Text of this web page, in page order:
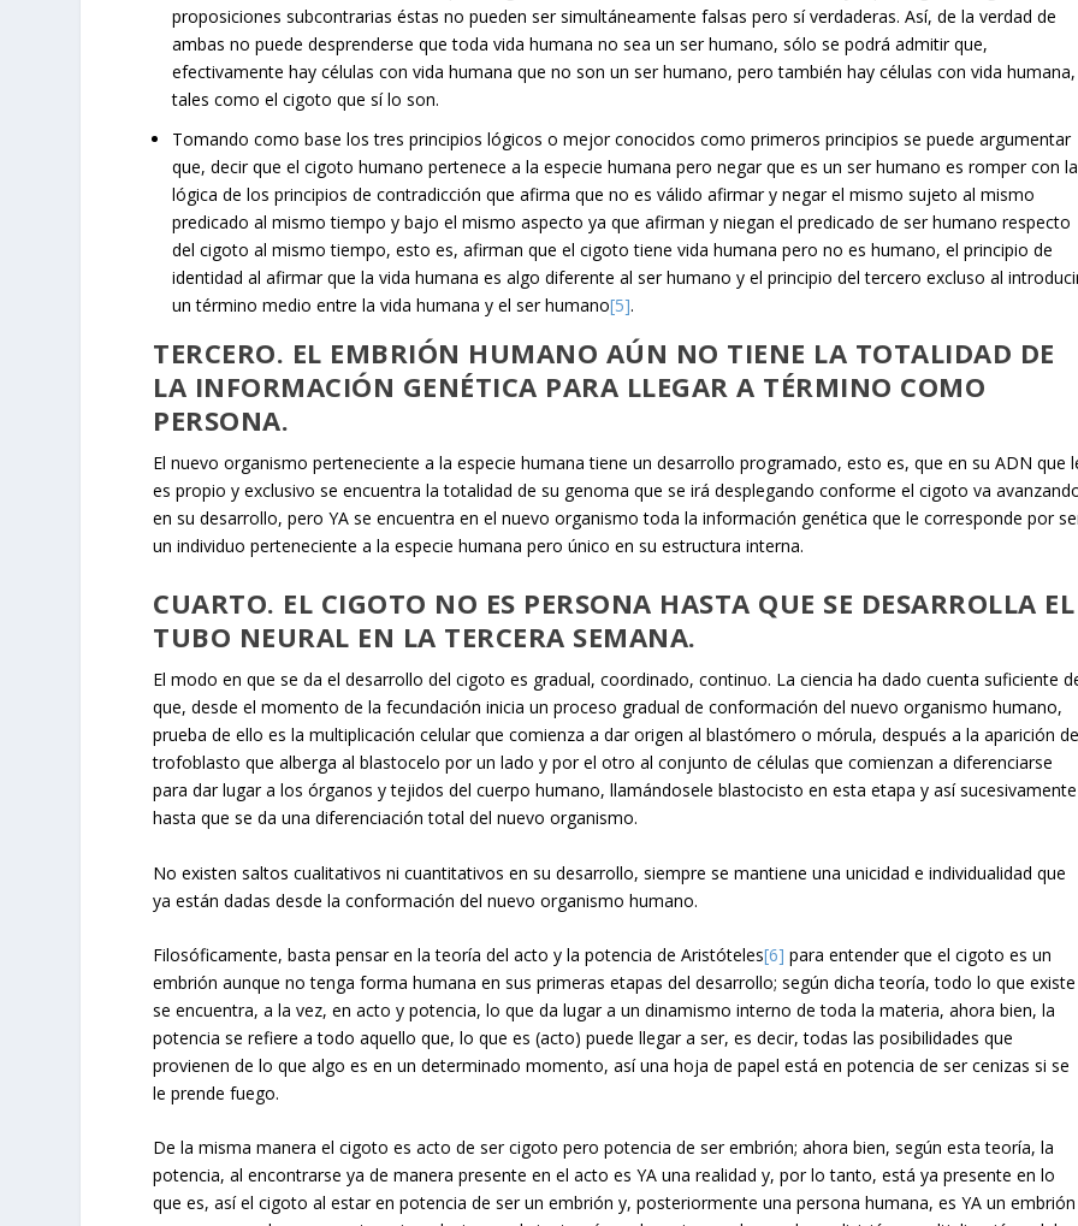
proposiciones subcontrarias éstas no pueden ser simultáneamente falsas pero sí verdaderas. Así, de la verdad de
ambas no puede desprenderse que toda vida humana no sea un ser humano, sólo se podrá admitir que,
efectivamente hay células con vida humana que no son un ser humano, pero también hay células con vida humana,
tales como el cigoto que sí lo son.
Tomando como base los tres principios lógicos o mejor conocidos como primeros principios se puede argumentar
que, decir que el cigoto humano pertenece a la especie humana pero negar que es un ser humano es romper con la
lógica de los principios de contradicción que afirma que no es válido afirmar y negar el mismo sujeto al mismo
predicado al mismo tiempo y bajo el mismo aspecto ya que afirman y niegan el predicado de ser humano respecto
del cigoto al mismo tiempo, esto es, afirman que el cigoto tiene vida humana pero no es humano, el principio de
identidad al afirmar que la vida humana es algo diferente al ser humano y el principio del tercero excluso al
un término medio entre la vida humana y el ser humano[5].
TERCERO. EL EMBRIÓN HUMANO AÚN NO TIENE LA TOTALIDAD DE
LA INFORMACIÓN GENÉTICA PARA LLEGAR A TÉRMINO COMO
PERSONA.
El nuevo organismo perteneciente a la especie humana tiene un desarrollo programado, esto es, que en su ADN que
es propio y exclusivo se encuentra la totalidad de su genoma que se irá desplegando conforme el cigoto va
en su desarrollo, pero YA se encuentra en el nuevo organismo toda la información genética que le corresponde por
un individuo perteneciente a la especie humana pero único en su estructura interna.
CUARTO. EL CIGOTO NO ES PERSONA HASTA QUE SE DESARROLLA EL
TUBO NEURAL EN LA TERCERA SEMANA.
El modo en que se da el desarrollo del cigoto es gradual, coordinado, continuo. La ciencia ha dado cuenta suficiente
que, desde el momento de la fecundación inicia un proceso gradual de conformación del nuevo organismo humano,
prueba de ello es la multiplicación celular que comienza a dar origen al blastómero o mórula, después a la aparición
trofoblasto que alberga al blastocelo por un lado y por el otro al conjunto de células que comienzan a diferenciarse
para dar lugar a los órganos y tejidos del cuerpo humano, llamándosele blastocisto en esta etapa y así sucesivamente
hasta que se da una diferenciación total del nuevo organismo.
No existen saltos cualitativos ni cuantitativos en su desarrollo, siempre se mantiene una unicidad e individualidad que
ya están dadas desde la conformación del nuevo organismo humano.
Filosóficamente, basta pensar en la teoría del acto y la potencia de Aristóteles[6] para entender que el cigoto es un
embrión aunque no tenga forma humana en sus primeras etapas del desarrollo; según dicha teoría, todo lo que existe
se encuentra, a la vez, en acto y potencia, lo que da lugar a un dinamismo interno de toda la materia, ahora bien, la
potencia se refiere a todo aquello que, lo que es (acto) puede llegar a ser, es decir, todas las posibilidades que
provienen de lo que algo es en un determinado momento, así una hoja de papel está en potencia de ser cenizas si se
le prende fuego.
De la misma manera el cigoto es acto de ser cigoto pero potencia de ser embrión; ahora bien, según esta teoría, la
potencia, al encontrarse ya de manera presente en el acto es YA una realidad y, por lo tanto, está ya presente en lo
que es, así el cigoto al estar en potencia de ser un embrión y, posteriormente una persona humana, es YA un embrión